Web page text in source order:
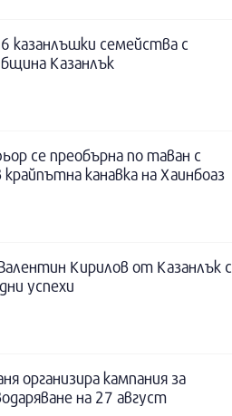
казанлъшки семейства с
Казанлък
се преобърна по таван с
канавка на Хаинбоаз
Кирилов от Казанлък с
успехи
организира кампания за
на 27 август